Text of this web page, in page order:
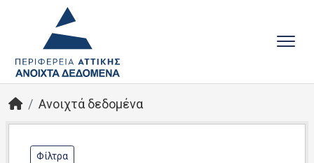
Ανοιχτά δεδομένα
Φίλτρα